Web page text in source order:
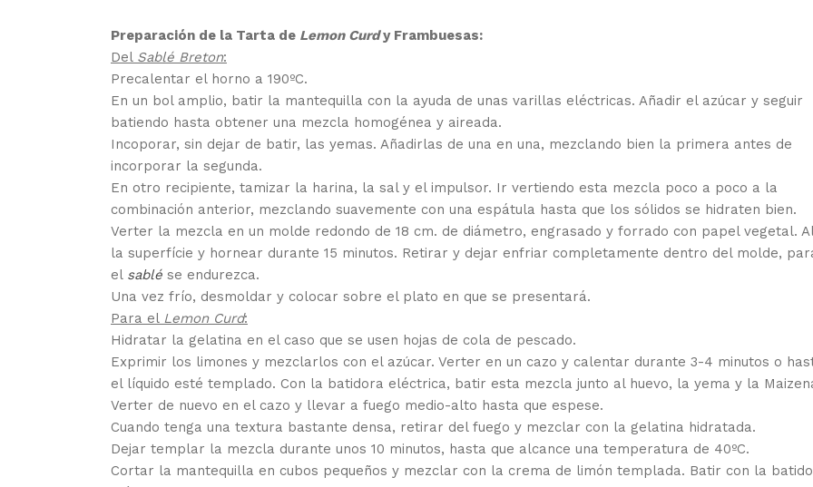
Preparación de la Tarta de Lemon Curdy Frambuesas:
Del Sablé Breton:
Precalentar el horno a 190ºC.
En un bol amplio, batir la mantequilla con la ayuda de unas varillas eléctricas. Añadir el azúcar y seguir
batiendo hasta obtener una mezcla homogénea y aireada.
Incoporar, sin dejar de batir, las yemas. Añadirlas de una en una, mezclando bien la primera antes de
incorporar la segunda.
En otro recipiente, tamizar la harina, la sal y el impulsor. Ir vertiendo esta mezcla poco a poco a la
combinación anterior, mezclando suavemente con una espátula hasta que los sólidos se hidraten bien.
Verter la mezcla en un molde redondo de 18 cm. de diámetro, engrasado y forrado con papel vegetal.
la superfície y hornear durante 15 minutos. Retirar y dejar enfriar completamente dentro del molde,
el sablé se endurezca.
Una vez frío, desmoldar y colocar sobre el plato en que se presentará.
Para el Lemon Curd:
Hidratar la gelatina en el caso que se usen hojas de cola de pescado.
Exprimir los limones y mezclarlos con el azúcar. Verter en un cazo y calentar durante 3-4 minutos o
el líquido esté templado. Con la batidora eléctrica, batir esta mezcla junto al huevo, la yema y la
Verter de nuevo en el cazo y llevar a fuego medio-alto hasta que espese.
Cuando tenga una textura bastante densa, retirar del fuego y mezclar con la gelatina hidratada.
Dejar templar la mezcla durante unos 10 minutos, hasta que alcance una temperatura de 40ºC.
Cortar la mantequilla en cubos pequeños y mezclar con la crema de limón templada. Batir con la